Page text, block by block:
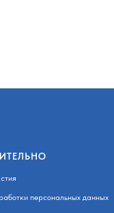
персональных данных